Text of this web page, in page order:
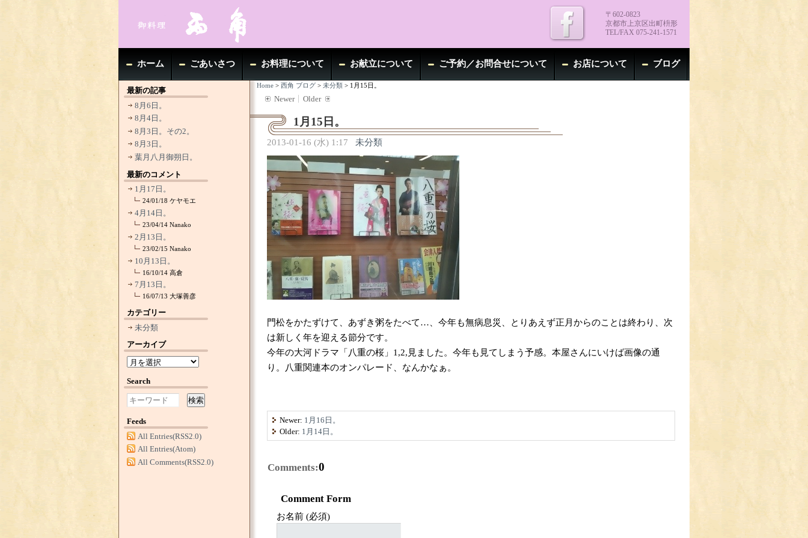
〒602-0823
京都市上京区出町枡形
TEL/FAX 075-241-1571
ホーム ごあいさつ お料理について お献立について ご予約／お問合せについて お店について ブログ
Home> 西角 ブログ> 未分類> 1月15日。
Newer Older
1月15日。
2013-01-16 (水) 1:17 未分類
門松をかたずけて、あずき粥をたべて…、今年も無病息災、とりあえず正月からのことは終わり、次
は新しく年を迎える節分です。
今年の大河ドラマ「八重の桜」1,2,見ました。今年も見てしまう予感。本屋さんにいけば画像の通
り。八重関連本のオンパレード、なんかなぁ。
Newer: 1月16日。
Older: 1月14日。
Comments:0
Comment Form
お名前 (必須)
最新の記事
8月6日。
8月4日。
8月3日。その2。
8月3日。
葉月八月御朔日。
最新のコメント
1月17日。
24/01/18ケヤモエ
4月14日。
23/04/14Nanako
2月13日。
23/02/15Nanako
10月13日。
16/10/14高倉
7月13日。
16/07/13大塚善彦
カテゴリー
未分類
アーカイブ
Search
検索
Feeds
All Entries(RSS2.0)
All Entries(Atom)
All Comments(RSS2.0)